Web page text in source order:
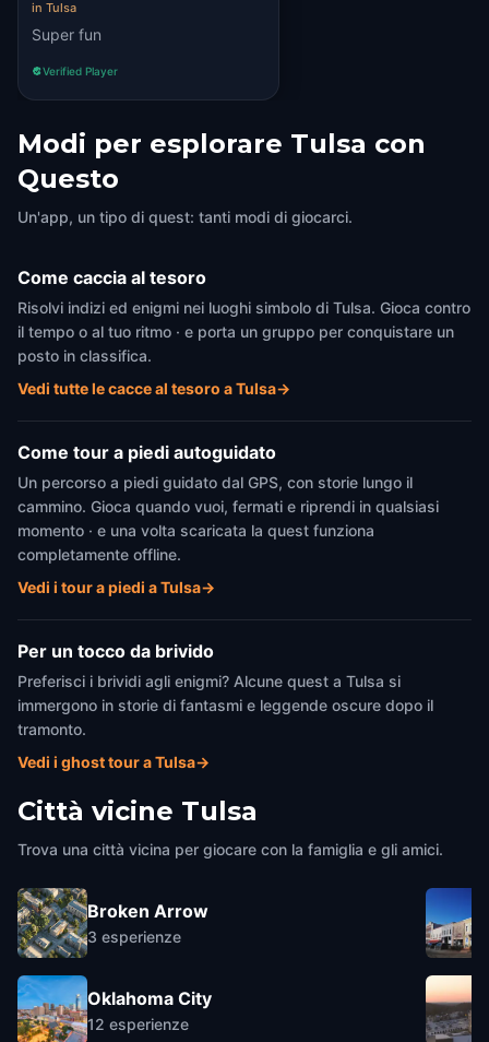
in Tulsa
Super fun
Verified Player
Modi per esplorare Tulsa con
Questo
Un'app, un tipo di quest: tanti modi di giocarci.
Come caccia al tesoro
Risolvi indizi ed enigmi nei luoghi simbolo di Tulsa. Gioca contro
il tempo o al tuo ritmo · e porta un gruppo per conquistare un
posto in classifica.
Vedi tutte le cacce al tesoro a Tulsa→
Come tour a piedi autoguidato
Un percorso a piedi guidato dal GPS, con storie lungo il
cammino. Gioca quando vuoi, fermati e riprendi in qualsiasi
momento · e una volta scaricata la quest funziona
completamente offline.
Vedi i tour a piedi a Tulsa→
Per un tocco da brivido
Preferisci i brividi agli enigmi? Alcune quest a Tulsa si
immergono in storie di fantasmi e leggende oscure dopo il
tramonto.
Vedi i ghost tour a Tulsa→
Città vicine Tulsa
Trova una città vicina per giocare con la famiglia e gli amici.
Broken Arrow
3 esperienze
Oklahoma City
12 esperienze